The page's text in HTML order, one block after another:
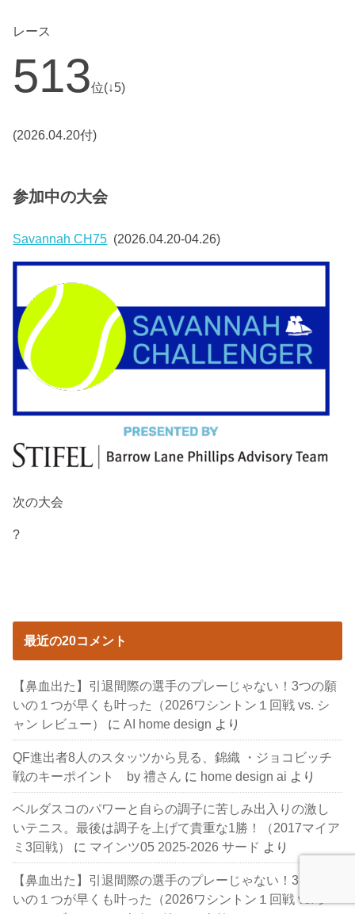
レース
513位(↓5)
(2026.04.20付)
参加中の大会
Savannah CH75 (2026.04.20-04.26)
次の大会
?
最近の20コメント
【鼻血出た】引退間際の選手のプレーじゃない！3つの願
いの１つが早くも叶った（2026ワシントン１回戦 vs. シ
ャン レビュー）
にAI home design より
QF進出者8人のスタッツから見る、錦織 ・ジョコビッチ
戦のキーポイント by 禮さん に home design ai より
ベルダスコのパワーと自らの調子に苦しみ出入りの激し
いテニス。最後は調子を上げて貴重な1勝！（2017マイア
ミ3回戦）
に マインツ05 2025-2026 サード より
【鼻血出た】引退間際の選手のプレーじゃない！3つの願
いの１つが早くも叶った（2026ワシントン１回戦 vs. シ